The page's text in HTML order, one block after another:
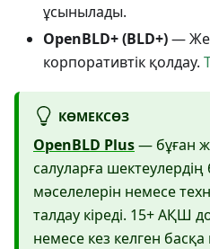
ұсынылады.
OpenBLD+ (BLD+)—
корпоративтік қолдау.
КӨМЕКСӨЗ
OpenBLD Plus— бұған
салуларға шектеулердің
мәселелерін немесе
талдау кіреді. 15+ АҚШ
немесе кез келген